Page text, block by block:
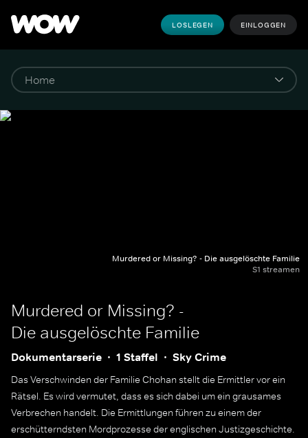
LOSLEGEN EINLOGGEN
Murdered or Missing? - Die ausgelöschte Familie
S1 streamen
Murdered or Missing? -
Die ausgelöschte Familie
Dokumentarserie 1 Staffel Sky Crime
Das Verschwinden der Familie Chohan stellt die Ermittler vor ein
Rätsel. Es wird vermutet, dass es sich dabei um ein grausames
Verbrechen handelt. Die Ermittlungen führen zu einem der
erschütterndsten Mordprozesse der englischen Justizgeschichte.